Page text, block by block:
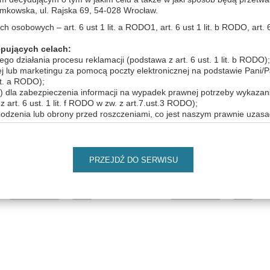
ul. Rajska 69, 54-028 Wrocław.
osobowych – art. 6 ust 1 lit. a RODO1, art. 6 ust 1 lit. b RODO, art.
celach:
działania procesu reklamacji (podstawa z art. 6 ust. 1 lit. b RODO);
lub marketingu za pomocą poczty elektronicznej na podstawie Pani/
a RODO);
dla zabezpieczenia informacji na wypadek prawnej potrzeby
art. 6 ust. 1 lit. f RODO w zw. z art.7.ust.3 RODO);
lub obrony przed roszczeniami, co jest naszym prawnie
produktów i usług bezpośrednio (marketing bezpośredni, co jest
mogli je udostępnić również podmiotom z którymi zawarliśmy
powierzenia danych dostawcom rozwiązań technologicznych
przewozu towarów i osób, usługi wsparcie logistycznego. Jeśli
usług przez podmioty przetwarzające dane, zawsze
pracownikiem Administratora. Będziemy także mogli udostępnić
ciągłości działań zwłaszcza w przypadku organizowania
się w sposób ciągły ale także podmiotom ubezpieczeniowym,
PRZEJDŹ DO SERWISU
zobaczyć produkty w wersji dla gabinetów kosmetycznych musisz
SUPER DETOX BIO- TEA
Ziołowa herbatka "Detoxify &
THV652
SUPER PEAU BIO-TEA
Ziołowa herbatka "Rebalance